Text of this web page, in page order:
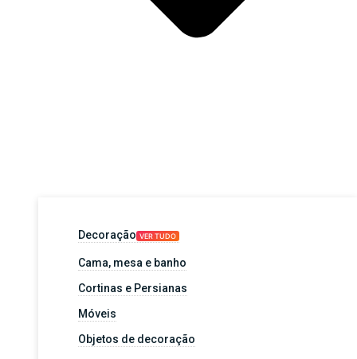
Decoração VER TUDO
Cama, mesa e banho
Cortinas e Persianas
Móveis
Objetos de decoração